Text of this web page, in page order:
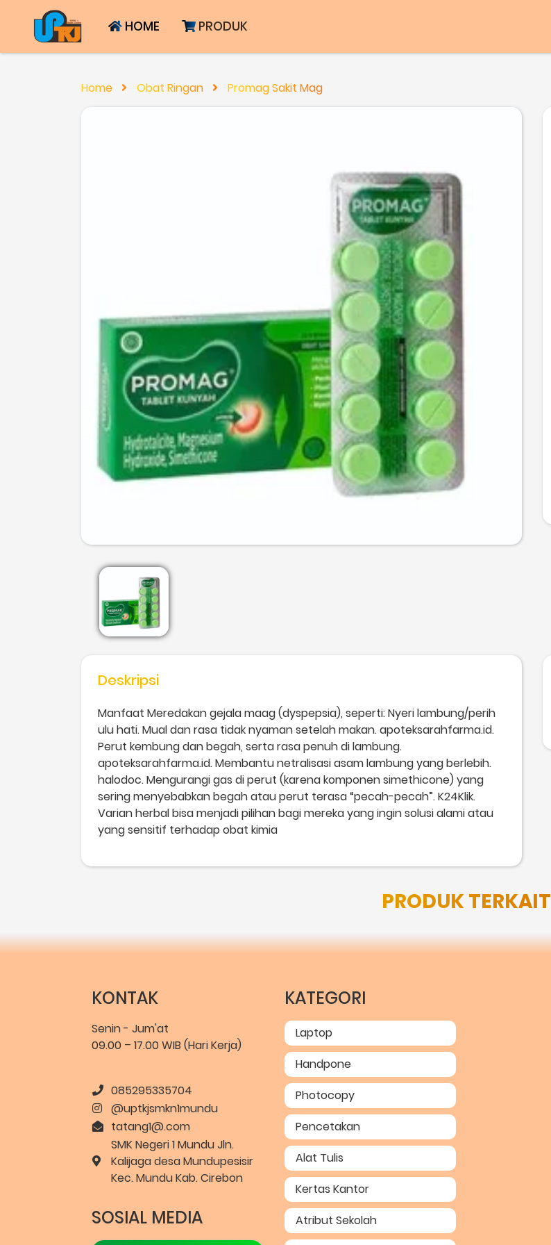
HOME PRODUK
Home Obat Ringan Promag Sakit Mag
Deskripsi
Manfaat Meredakan gejala maag (dyspepsia), seperti: Nyeri lambung/perih
ulu hati. Mual dan rasa tidak nyaman setelah makan. apoteksarahfarma.id.
Perut kembung dan begah, serta rasa penuh di lambung.
apoteksarahfarma.id. Membantu netralisasi asam lambung yang berlebih.
halodoc. Mengurangi gas di perut (karena komponen simethicone) yang
sering menyebabkan begah atau perut terasa “pecah-pecah”. K24Klik.
Varian herbal bisa menjadi pilihan bagi mereka yang ingin solusi alami atau
yang sensitif terhadap obat kimia
PRODUK TERKAIT
KONTAK
Senin - Jum'at
09.00 – 17.00 WIB (Hari Kerja)
085295335704
@uptkjsmkn1mundu
tatang1@.com
SMK Negeri 1 Mundu Jln.
Kalijaga desa Mundupesisir
Kec. Mundu Kab. Cirebon
SOSIAL MEDIA
KATEGORI
Laptop
Handpone
Photocopy
Pencetakan
Alat Tulis
Kertas Kantor
Atribut Sekolah